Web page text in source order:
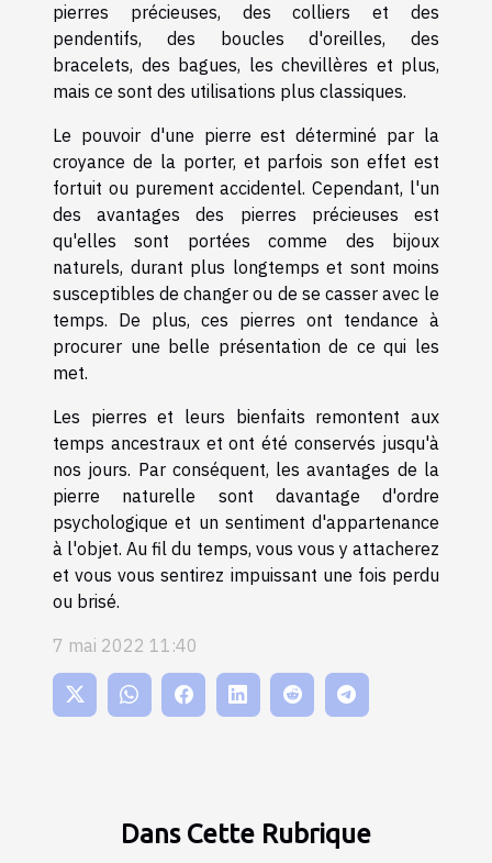
pierres précieuses, des colliers et des
pendentifs, des boucles d'oreilles, des
bracelets, des bagues, les chevillères et plus,
mais ce sont des utilisations plus classiques.
Le pouvoir d'une pierre est déterminé par la
croyance de la porter, et parfois son effet est
fortuit ou purement accidentel. Cependant, l'un
des avantages des pierres précieuses est
qu'elles sont portées comme des bijoux
naturels, durant plus longtemps et sont moins
susceptibles de changer ou de se casser avec le
temps. De plus, ces pierres ont tendance à
procurer une belle présentation de ce qui les
met.
Les pierres et leurs bienfaits remontent aux
temps ancestraux et ont été conservés jusqu'à
nos jours. Par conséquent, les avantages de la
pierre naturelle sont davantage d'ordre
psychologique et un sentiment d'appartenance
à l'objet. Au fil du temps, vous vous y attacherez
et vous vous sentirez impuissant une fois perdu
ou brisé.
7 mai 2022 11:40
Dans Cette Rubrique